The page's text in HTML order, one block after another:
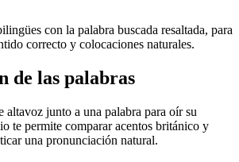
con la palabra buscada resaltada, para
correcto y colocaciones naturales.
de las palabras
altavoz junto a una palabra para oír su
te permite comparar acentos británico y
una pronunciación natural.